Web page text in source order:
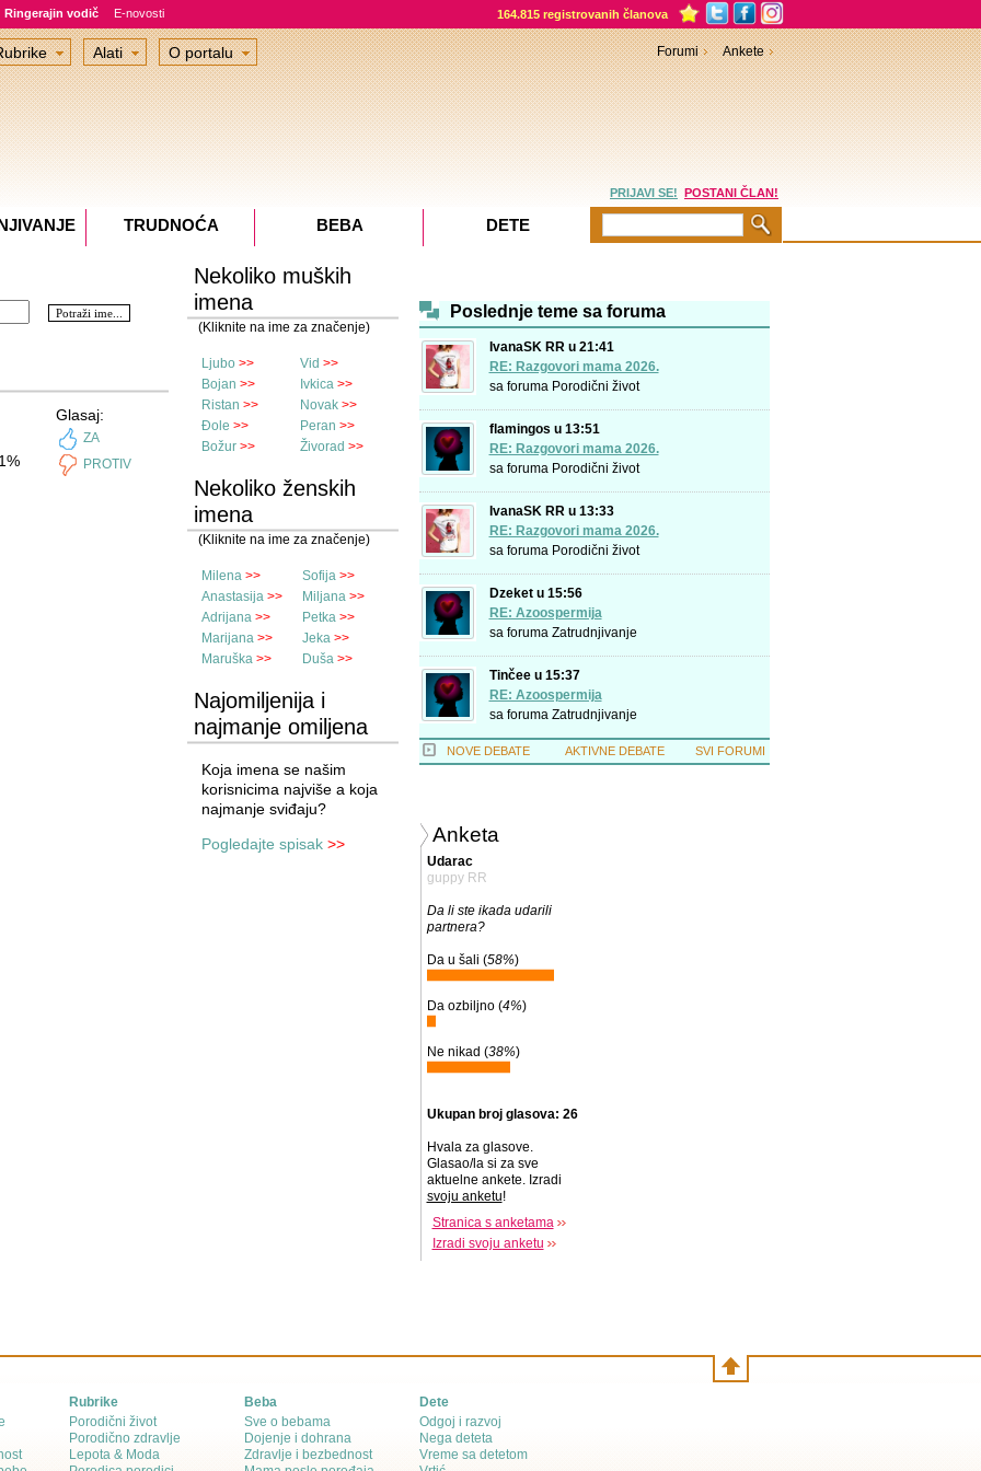
Ringerajin vodič E-novosti 164.815 registrovanih članova
Glasaj:
ZA
PROTIV
Nekoliko muških
imena
(Kliknite na ime za značenje)
Ljubo >> Vid >>
Bojan >> Ivkica >>
Ristan >> Novak >>
Đole >> Peran >>
Božur >> Živorad >>
Nekoliko ženskih
imena
(Kliknite na ime za značenje)
Milena >> Sofija >>
Anastasija >> Miljana >>
Adrijana >> Petka >>
Marijana >> Jeka >>
Maruška >> Duša >>
Najomiljenija i
najmanje omiljena
Koja imena se našim
korisnicima najviše a koja
najmanje sviđaju?
Pogledajte spisak >>
Poslednje teme sa foruma
IvanaSK RR u 21:41
RE: Razgovori mama 2026.
sa foruma Porodični život
flamingos u 13:51
RE: Razgovori mama 2026.
sa foruma Porodični život
IvanaSK RR u 13:33
RE: Razgovori mama 2026.
sa foruma Porodični život
Dzeket u 15:56
RE: Azoospermija
sa foruma Zatrudnjivanje
Tinčee u 15:37
RE: Azoospermija
sa foruma Zatrudnjivanje
NOVE DEBATE AKTIVNE DEBATE SVI FORUMI
Anketa
Udarac
guppy RR
Da li ste ikada udarili
partnera?
Da u šali (58%)
Da ozbiljno (4%)
Ne nikad (38%)
Ukupan broj glasova: 26
Hvala za glasove.
Glasao/la si za sve
aktuelne ankete. Izradi
svoju anketu!
Stranica s anketama
Izradi svoju anketu
Alati O portalu Forumi Ankete
PRIJAVI SE! POSTANI ČLAN!
TRUDNOĆA BEBA DETE
Rubrike
Porodični život
Porodično zdravlje
Lepota & Moda
Beba
Sve o bebama
Dojenje i dohrana
Zdravlje i bezbednost
Dete
Odgoj i razvoj
Nega deteta
Vreme sa detetom